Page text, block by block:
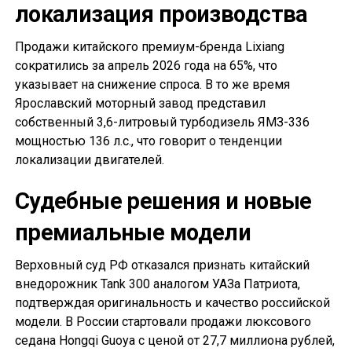
локализация производства
Продажи китайского премиум-бренда Lixiang
сократились за апрель 2026 года на 65%, что
указывает на снижение спроса. В то же время
Ярославский моторный завод представил
собственный 3,6-литровый турбодизель ЯМЗ-336
мощностью 136 л.с., что говорит о тенденции
локализации двигателей.
Судебные решения и новые
премиальные модели
Верховный суд РФ отказался признать китайский
внедорожник Tank 300 аналогом УАЗа Патриота,
подтверждая оригинальность и качество российской
модели. В России стартовали продажи люксового
седана Hongqi Guoya с ценой от 27,7 миллиона рублей,